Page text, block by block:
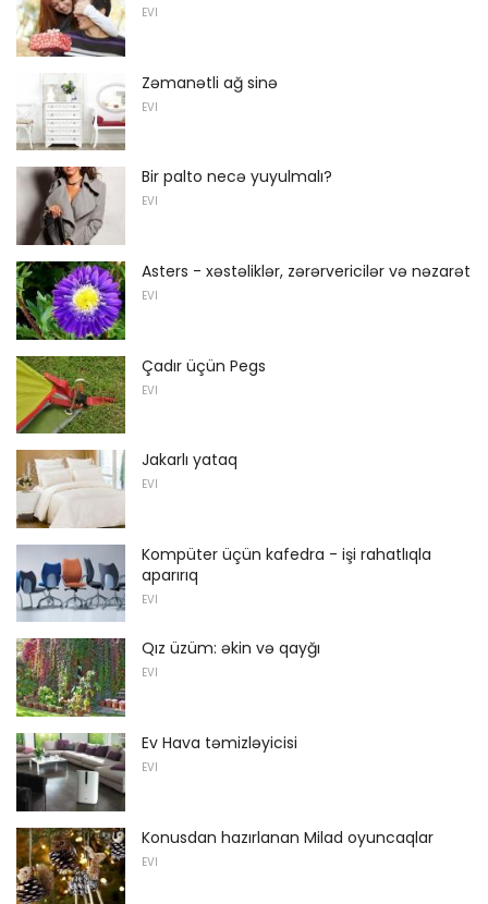
EVI
Zəmanətli ağ sinə
EVI
Bir palto necə yuyulmalı?
EVI
Asters - xəstəliklər, zərərvericilər və nəzarət
EVI
Çadır üçün Pegs
EVI
Jakarlı yataq
EVI
Kompüter üçün kafedra - işi rahatlıqla
aparırıq
EVI
Qız üzüm: əkin və qayğı
EVI
Ev Hava təmizləyicisi
EVI
Konusdan hazırlanan Milad oyuncaqlar
EVI